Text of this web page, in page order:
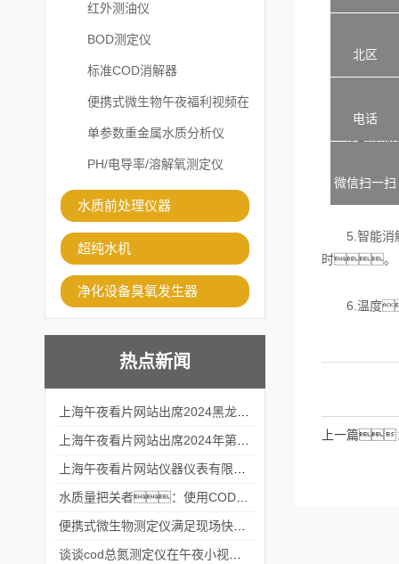
红外测油仪
BOD测定仪
标准COD消解器
便携式微生物午夜福利视频在
线观看
单参数重金属水质分析仪
PH/电导率/溶解氧测定仪
水质前处理仪器
超纯水机
净化设备臭氧发生器
热点新闻
1.中文显
3.智能加
4.延时保
5.智能消
时。
6.温度
上一篇
北区
电话
微信扫一扫